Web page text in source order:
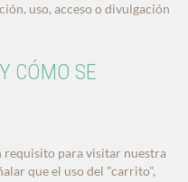
uso, acceso o divulgación
CÓMO SE
requisito para visitar nuestra
que el uso del "carrito",